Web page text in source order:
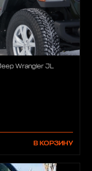
Wrangler JL
В КОРЗИНУ